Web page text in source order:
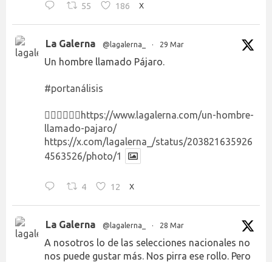
55 186 X
La Galerna @lagalerna_ · 29 Mar
Un hombre llamado Pájaro.
#portanálisis
👉🏻👉🏻👉🏻 https://www.lagalerna.com/un-hombre-
llamado-pajaro/
https://x.com/lagalerna_/status/203821635926
4563526/photo/1
4 12 X
La Galerna @lagalerna_ · 28 Mar
A nosotros lo de las selecciones nacionales no
nos puede gustar más. Nos pirra ese rollo. Pero